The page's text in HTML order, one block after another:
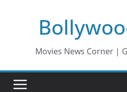
Movies News Corner |